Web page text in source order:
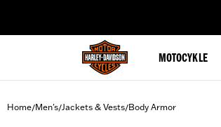
MOTOCYKLE
Home/Men's/Jackets & Vests/Body Armor